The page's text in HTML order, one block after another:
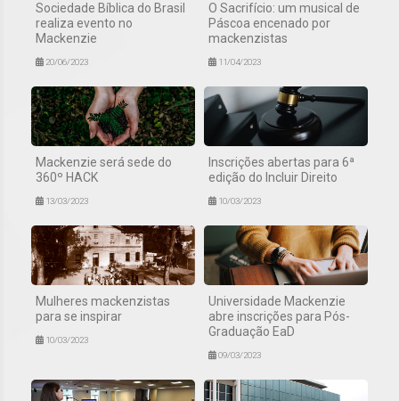
Sociedade Bíblica do Brasil
realiza evento no
Mackenzie
20/06/2023
O Sacrifício: um musical de
Páscoa encenado por
mackenzistas
11/04/2023
Mackenzie será sede do
360º HACK
13/03/2023
Inscrições abertas para 6ª
edição do Incluir Direito
10/03/2023
Mulheres mackenzistas
para se inspirar
10/03/2023
Universidade Mackenzie
abre inscrições para Pós-
Graduação EaD
09/03/2023